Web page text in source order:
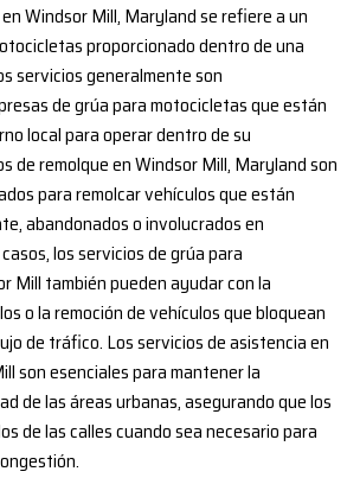
Windsor Mill, Maryland se refiere a un
proporcionado dentro de una
servicios generalmente son
de grúa para motocicletas que están
local para operar dentro de su
de remolque en Windsor Mill, Maryland son
para remolcar vehículos que están
abandonados o involucrados en
los servicios de grúa para
Mill también pueden ayudar con la
o la remoción de vehículos que bloquean
de tráfico. Los servicios de asistencia en
son esenciales para mantener la
de las áreas urbanas, asegurando que los
de las calles cuando sea necesario para